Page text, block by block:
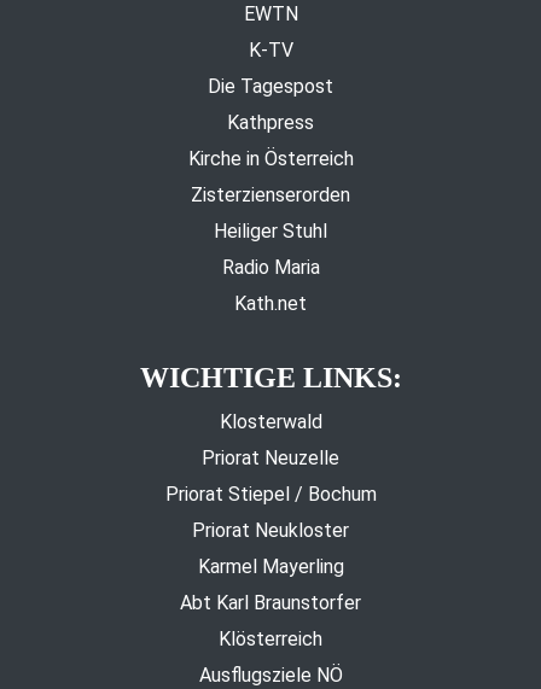
EWTN
K-TV
Die Tagespost
Kathpress
Kirche in Österreich
Zisterzienserorden
Heiliger Stuhl
Radio Maria
Kath.net
WICHTIGE LINKS:
Klosterwald
Priorat Neuzelle
Priorat Stiepel / Bochum
Priorat Neukloster
Karmel Mayerling
Abt Karl Braunstorfer
Klösterreich
Ausflugsziele NÖ